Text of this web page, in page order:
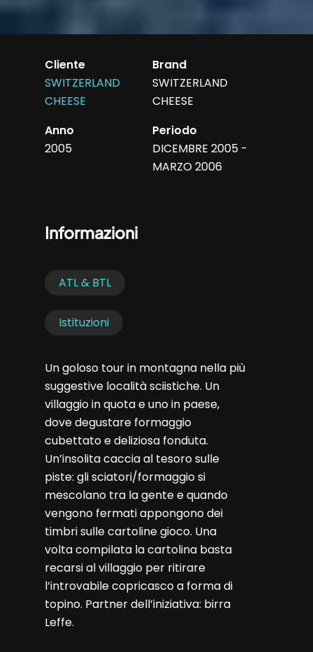
Cliente
SWITZERLAND
CHEESE
Brand
SWITZERLAND
CHEESE
Anno
2005
Periodo
DICEMBRE 2005 -
MARZO 2006
Informazioni
ATL & BTL
Istituzioni
Un goloso tour in montagna nella più
suggestive località sciistiche. Un
villaggio in quota e uno in paese,
dove degustare formaggio
cubettato e deliziosa fonduta.
Un’insolita caccia al tesoro sulle
piste: gli sciatori/formaggio si
mescolano tra la gente e quando
vengono fermati appongono dei
timbri sulle cartoline gioco. Una
volta compilata la cartolina basta
recarsi al villaggio per ritirare
l’introvabile copricasco a forma di
topino. Partner dell’iniziativa: birra
Leffe.